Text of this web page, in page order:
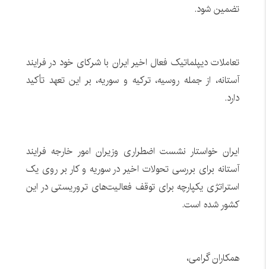
تضمین شود.
تعاملات دیپلماتیک فعال اخیر ایران با شرکای خود در فرایند
آستانه، از جمله روسیه، ترکیه و سوریه، بر این تعهد تأکید
دارد.
ایران خواستار نشست اضطراری وزیران امور خارجه فرایند
آستانه برای بررسی تحولات اخیر در سوریه و کار بر روی یک
استراتژی یکپارچه برای توقف فعالیت‌های تروریستی در این
کشور شده است.
همکاران گرامی،